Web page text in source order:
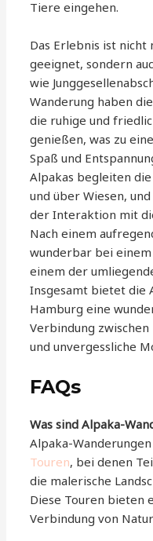
Tiere eingehen.
Das Erlebnis ist nicht
geeignet, sondern
wie
Wanderung haben
die ruhige und
genießen, was zu
Spaß und
Alpakas begleiten
und über Wiesen,
der Interaktion mit
Nach einem
wunderbar bei
einem der
Insgesamt bietet die
Hamburg eine
Verbindung
und unvergessliche
FAQs
Was sind Alpaka-
Alpaka-
Touren, bei denen
die malerische
Diese Touren bieten
Verbindung von